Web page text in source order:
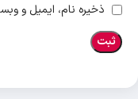
ذخیره نام، ایمیل و